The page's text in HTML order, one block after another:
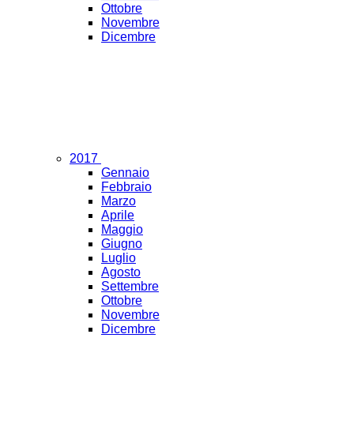
Ottobre
Novembre
Dicembre
2017
Gennaio
Febbraio
Marzo
Aprile
Maggio
Giugno
Luglio
Agosto
Settembre
Ottobre
Novembre
Dicembre